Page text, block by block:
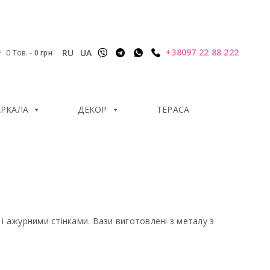
0 Тов. - 0 грн RU UA +38097 22 88 222
ДЕКОР ТЕРАСА
стінками. Вази виготовлені з металу з